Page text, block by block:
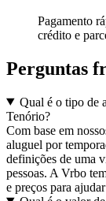
Pagamento
crédito e
Perguntas
Qual é o tipo de
Tenório?
Com base em
aluguel por
definições de uma
pessoas. A Vrbo
e preços para